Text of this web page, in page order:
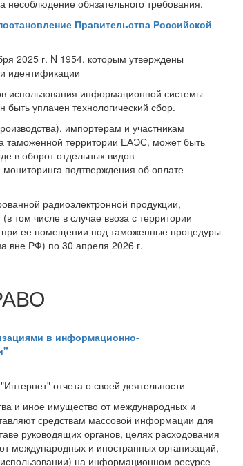
несоблюдение обязательного требования.
Правительства Российской
2025 г. N 1954, которым утверждены
идентификации
использования информационной системы
уплачен технологический сбор.
импортерам и участникам
таможенной территории ЕАЭС, может быть
в оборот отдельных видов
подтверждения об оплате
радиоэлектронной продукции,
том числе в случае ввоза с территории
при ее помещении под таможенные процедуры
вне РФ) по 30 апреля 2026 г.
в информационно-
отчета о своей деятельности
и иное имущество от международных и
средствам массовой информации для
руководящих органов, целях расходования
международных и иностранных организаций,
на информационном ресурсе